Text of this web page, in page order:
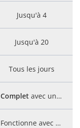
Jusqu'à 4
Jusqu'à 20
Tous les jours
Complet avec un guide étape par étape
Fonctionne avec tous les constructeurs de sites Web